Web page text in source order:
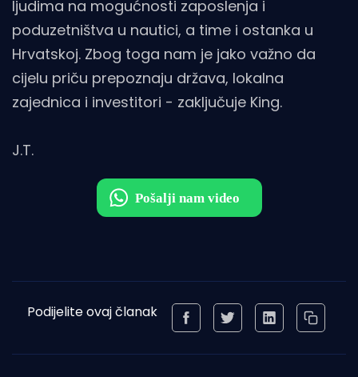
ljudima na mogućnosti zaposlenja i
poduzetništva u nautici, a time i ostanka u
Hrvatskoj. Zbog toga nam je jako važno da
cijelu priču prepoznaju država, lokalna
zajednica i investitori - zaključuje King.
J.T.
Podijelite ovaj članak